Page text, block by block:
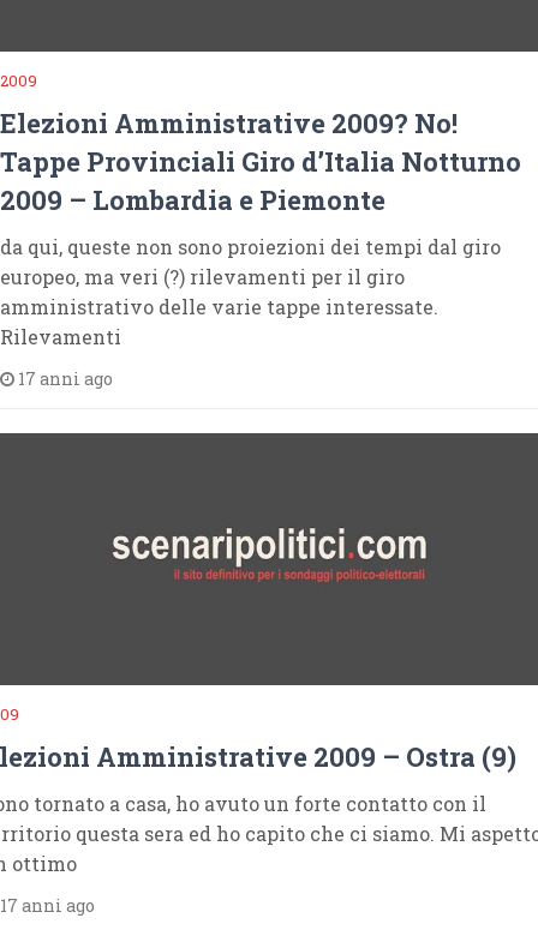
2009
Elezioni Amministrative 2009? No!
Tappe Provinciali Giro d’Italia Notturno
2009 – Lombardia e Piemonte
da qui, queste non sono proiezioni dei tempi dal giro
europeo, ma veri (?) rilevamenti per il giro
amministrativo delle varie tappe interessate.
Rilevamenti
17 anni ago
Amministrative 2009 – Ostra (9)
tornato a casa, ho avuto un forte contatto con il
questa sera ed ho capito che ci siamo. Mi
ottimo
anni ago